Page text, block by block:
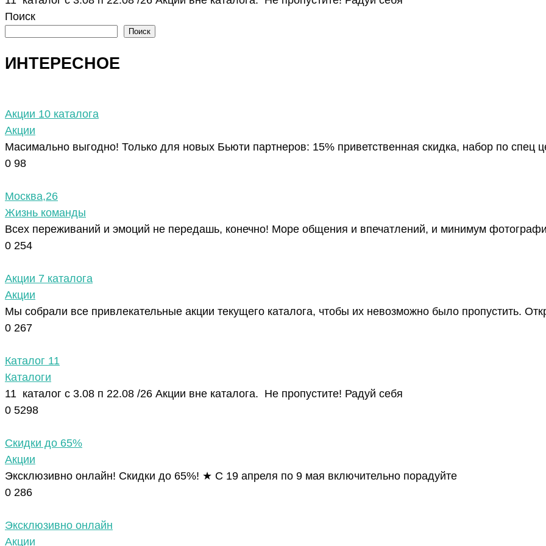
Поиск
Поиск
ИНТЕРЕСНОЕ
Акции 10 каталога
Акции
Масимально выгодно! Только для новых Бьюти партнеров: 15% приветственная скидка, набор по спец
0 98
Москва,26
Жизнь команды
Всех переживаний и эмоций не передашь, конечно! Море общения и впечатлений, и минимум
0 254
Акции 7 каталога
Акции
Мы собрали все привлекательные акции текущего каталога, чтобы их невозможно было пропустить.
0 267
Каталог 11
Каталоги
11 каталог с 3.08 п 22.08 /26 Акции вне каталога. Не пропустите! Радуй себя
0 5298
Скидки до 65%
Акции
Эксклюзивно онлайн! Скидки до 65%! ★ С 19 апреля по 9 мая включительно порадуйте
0 286
Эксклюзивно онлайн
Акции